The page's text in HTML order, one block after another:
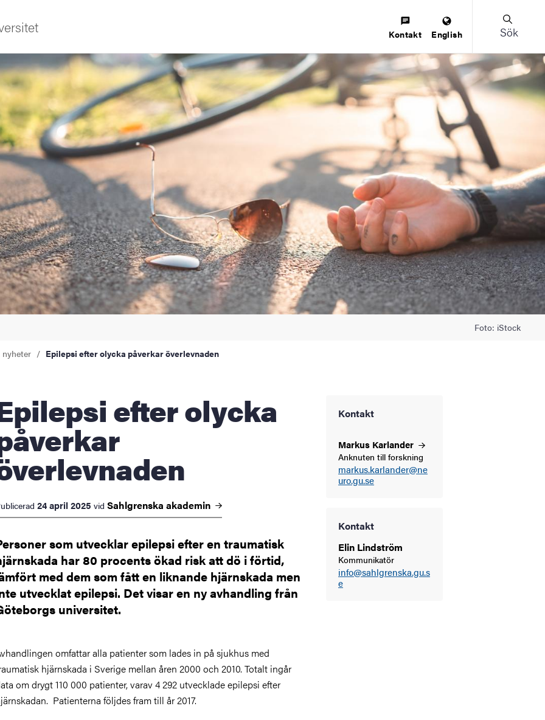
innovation
Kontakt English Sök
Foto: iStock
nyheter Epilepsi efter olycka påverkar överlevnaden
olycka
24 april 2025 vid Sahlgrenska akademin
som utvecklar epilepsi efter en traumatisk
har 80 procents ökad risk att dö i förtid,
med dem som fått en liknande hjärnskada men
utvecklat epilepsi. Det visar en ny avhandling från
universitet.
Kontakt
Markus Karlander
Anknuten till forskning
markus.karlander@ne
uro.gu.se
Kontakt
Elin Lindström
Kommunikatör
info@sahlgrenska.gu.s
e
omfattar alla patienter som lades in på sjukhus med
hjärnskada i Sverige mellan åren 2000 och 2010. Totalt ingår
om drygt 110 000 patienter, varav 4 292 utvecklade epilepsi efter
Patienterna följdes fram till år 2017.